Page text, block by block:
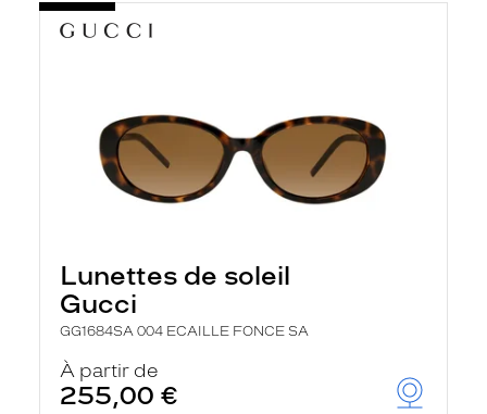
Lunettes de soleil
Gucci
GG1684SA 004 ECAILLE FONCE SA
À partir de
255,00 €